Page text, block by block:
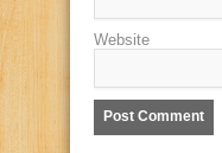
Website